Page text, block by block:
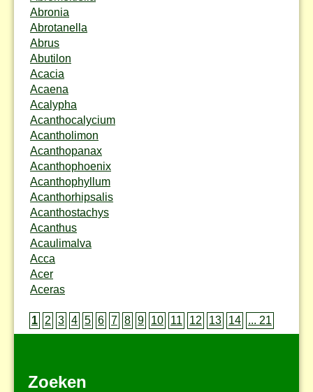
Abronia
Abrotanella
Abrus
Abutilon
Acacia
Acaena
Acalypha
Acanthocalycium
Acantholimon
Acanthopanax
Acanthophoenix
Acanthophyllum
Acanthorhipsalis
Acanthostachys
Acanthus
Acaulimalva
Acca
Acer
Aceras
1 2 3 4 5 6 7 8 9 10 11 12 13 14 ... 21
Zoeken